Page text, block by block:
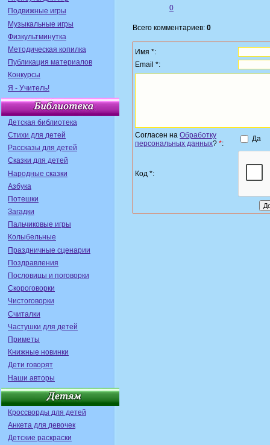
Подвижные игры
Музыкальные игры
Физкультминутка
Методическая копилка
Публикация материалов
Конкурсы
Я - Учитель!
Детская библиотека
Стихи для детей
Рассказы для детей
Сказки для детей
Народные сказки
Азбука
Потешки
Загадки
Пальчиковые игры
Колыбельные
Праздничные сценарии
Поздравления
Пословицы и поговорки
Скороговорки
Чистоговорки
Считалки
Частушки для детей
Приметы
Книжные новинки
Дети говорят
Наши авторы
Кроссворды для детей
Анкета для девочек
Детские раскраски
0
Всего комментариев: 0
Имя *:
Email *:
Согласен на Обработку
персональных данных? *:
Да
Код *: